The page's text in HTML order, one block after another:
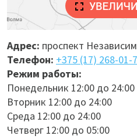
Адрес: проспект
Телефон: +375 (17) 268-01-
Режим работы:
Понедельник 12:00 до 24:00
Вторник 12:00 до 24:00
Среда 12:00 до 24:00
Четверг 12:00 до 05:00